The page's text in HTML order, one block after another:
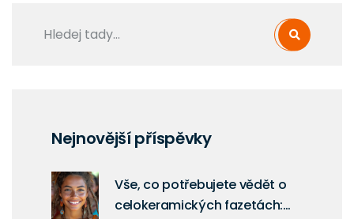
Nejnovější příspěvky
Vše, co potřebujete vědět o
celokeramických fazetách: